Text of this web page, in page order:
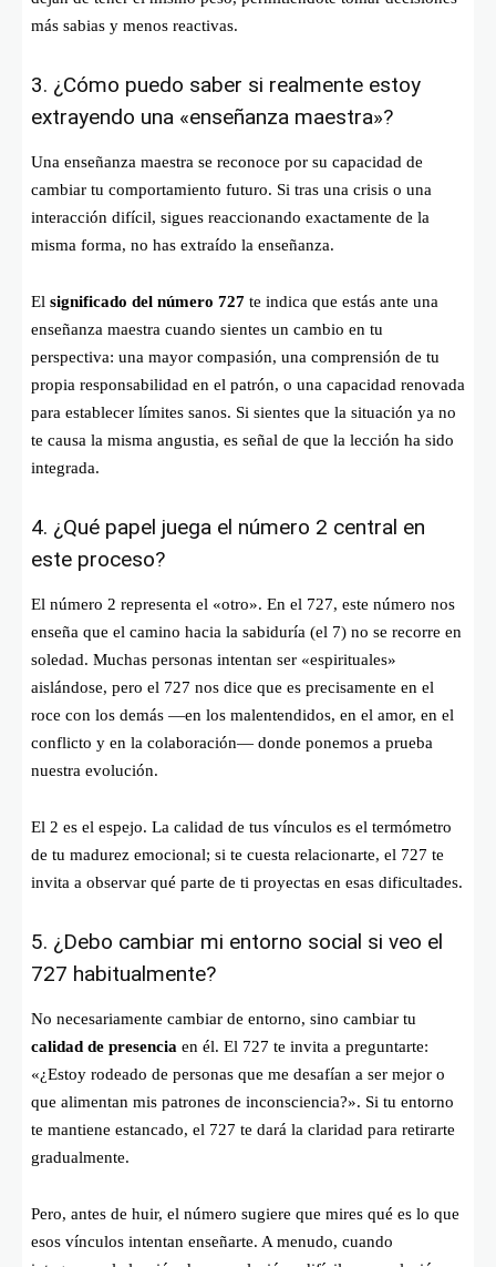
más sabias y menos reactivas.
3. ¿Cómo puedo saber si realmente estoy
extrayendo una «enseñanza maestra»?
Una enseñanza maestra se reconoce por su capacidad de
cambiar tu comportamiento futuro. Si tras una crisis o una
interacción difícil, sigues reaccionando exactamente de la
misma forma, no has extraído la enseñanza.
El significado del número 727 te indica que estás ante una
enseñanza maestra cuando sientes un cambio en tu
perspectiva: una mayor compasión, una comprensión de tu
propia responsabilidad en el patrón, o una capacidad renovada
para establecer límites sanos. Si sientes que la situación ya no
te causa la misma angustia, es señal de que la lección ha sido
integrada.
4. ¿Qué papel juega el número 2 central en
este proceso?
El número 2 representa el «otro». En el 727, este número nos
enseña que el camino hacia la sabiduría (el 7) no se recorre en
soledad. Muchas personas intentan ser «espirituales»
aislándose, pero el 727 nos dice que es precisamente en el
roce con los demás —en los malentendidos, en el amor, en el
conflicto y en la colaboración— donde ponemos a prueba
nuestra evolución.
El 2 es el espejo. La calidad de tus vínculos es el termómetro
de tu madurez emocional; si te cuesta relacionarte, el 727 te
invita a observar qué parte de ti proyectas en esas dificultades.
5. ¿Debo cambiar mi entorno social si veo el
727 habitualmente?
No necesariamente cambiar de entorno, sino cambiar tu
calidad de presencia en él. El 727 te invita a preguntarte:
«¿Estoy rodeado de personas que me desafían a ser mejor o
que alimentan mis patrones de inconsciencia?». Si tu entorno
te mantiene estancado, el 727 te dará la claridad para retirarte
gradualmente.
Pero, antes de huir, el número sugiere que mires qué es lo que
esos vínculos intentan enseñarte. A menudo, cuando